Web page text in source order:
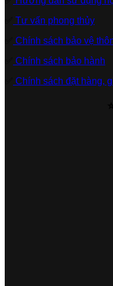
Tư vấn phong thủy
Chính sách bảo vệ
Chính sách bảo hành
Chính sách đặt hàng,